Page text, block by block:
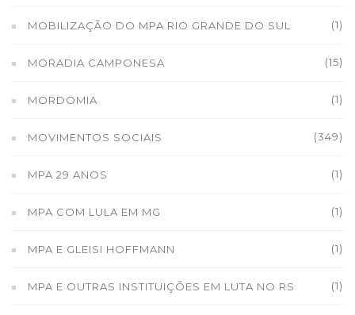
MOBILIZAÇÃO DO MPA RIO GRANDE DO SUL (1)
MORADIA CAMPONESA (15)
MORDOMIA (1)
MOVIMENTOS SOCIAIS (349)
MPA 29 ANOS (1)
MPA COM LULA EM MG (1)
MPA E GLEISI HOFFMANN (1)
MPA E OUTRAS INSTITUIÇÕES EM LUTA NO RS (1)